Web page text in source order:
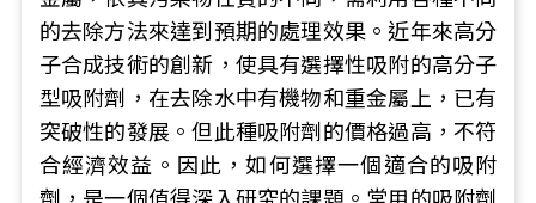
的去除方法來達到預期的處理效果。近年來高分
子合成技術的創新，使具有選擇性吸附的高分子
型吸附劑，在去除水中有機物和重金屬上，已有
突破性的發展。但此種吸附劑的價格過高，不符
合經濟效益。因此，如何選擇一個適合的吸附